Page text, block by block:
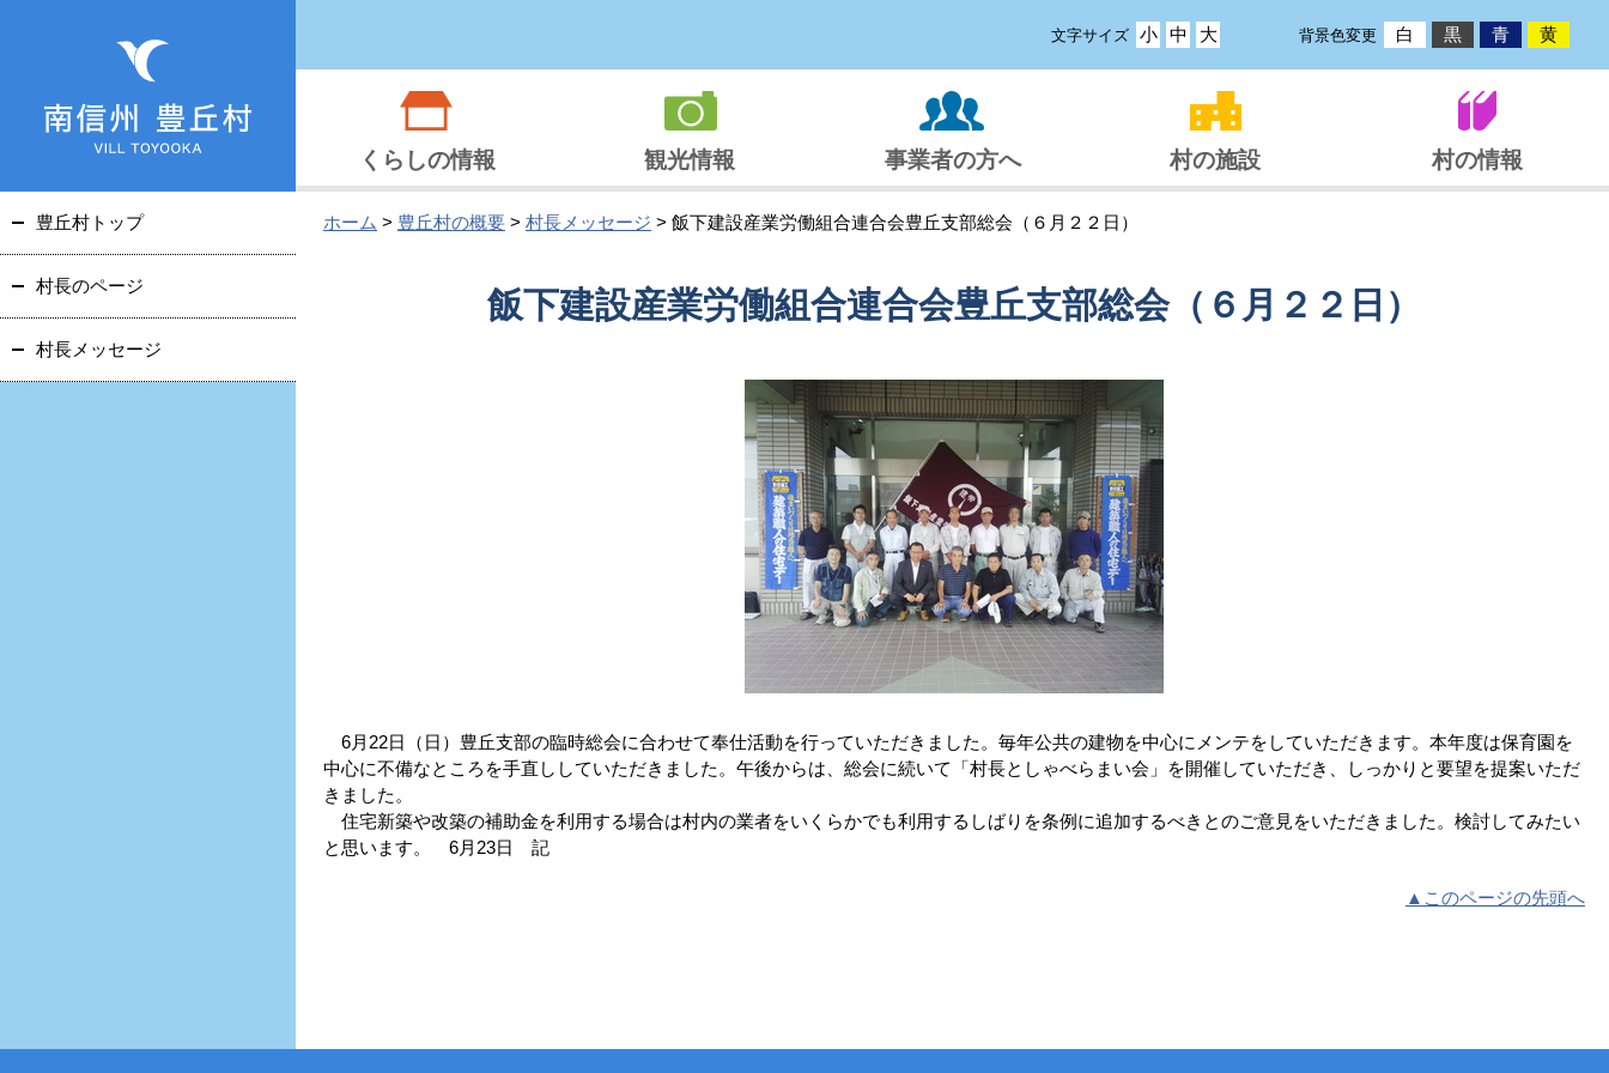
文字サイズ 小 中 大 背景色変更 白 黒 青 黄
くらしの情報 観光情報 事業者の方へ 村の施設 村の情報
ホーム > 豊丘村の概要 > 村長メッセージ > 飯下建設産業労働組合連合会豊丘支部総会（６月２２日）
飯下建設産業労働組合連合会豊丘支部総会（６月２２日）
6月22日（日）豊丘支部の臨時総会に合わせて奉仕活動を行っていただきました。毎年公共の建物を中心にメンテをしていただきます。本年度は保育園を
中心に不備なところを手直ししていただきました。午後からは、総会に続いて「村長としゃべらまい会」を開催していただき、しっかりと要望を提案いただ
きました。
住宅新築や改築の補助金を利用する場合は村内の業者をいくらかでも利用するしばりを条例に追加するべきとのご意見をいただきました。検討してみたい
と思います。 6月23日 記
▲このページの先頭へ
豊丘村トップ
村長のページ
村長メッセージ